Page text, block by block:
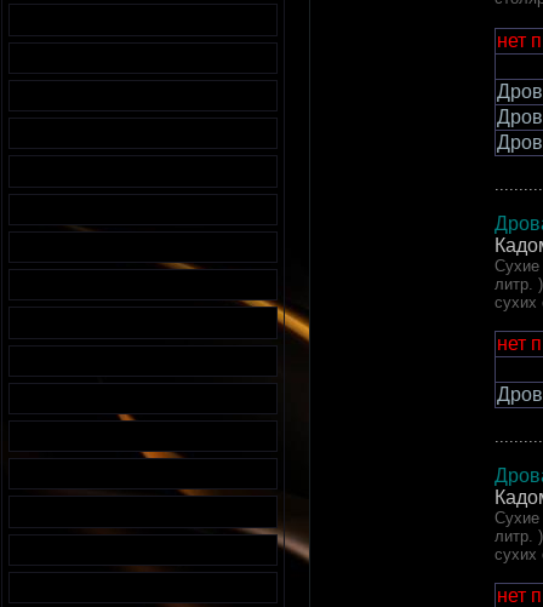
нет
Сухие
литр.
сухих
нет
Сухие
литр.
сухих
нет